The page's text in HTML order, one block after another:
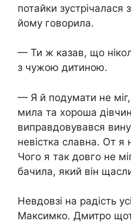
потайки зустрічалася
йому говорила.
— Ти ж казав, що
з чужою дитиною.
— Я й подумати не
мила та хороша
виправдовувався
невістка славна. От я
Чого я так довго не
бачила, який він
Невдовзі на радість
Максимко. Дмитро